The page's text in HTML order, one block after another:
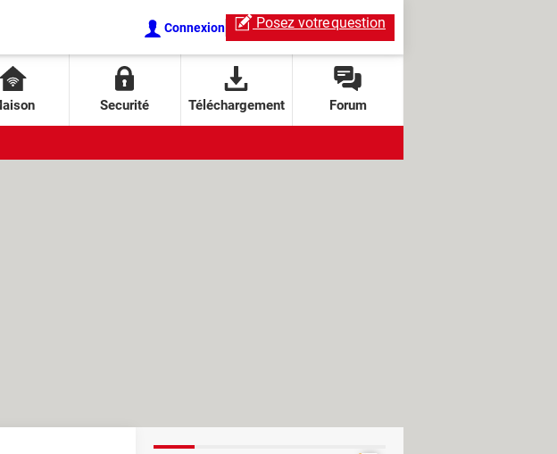
Connexion Posez votrequestion
Securité Téléchargement Forum